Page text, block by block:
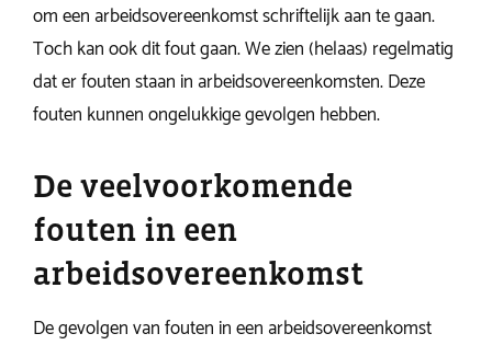
om een arbeidsovereenkomst schriftelijk aan te gaan.
Toch kan ook dit fout gaan. We zien (helaas) regelmatig
dat er fouten staan in arbeidsovereenkomsten. Deze
fouten kunnen ongelukkige gevolgen hebben.
De veelvoorkomende
fouten in een
arbeidsovereenkomst
De gevolgen van fouten in een arbeidsovereenkomst